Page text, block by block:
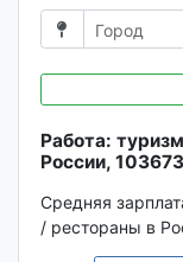
Работа:
России,
Средняя
/ рестораны в